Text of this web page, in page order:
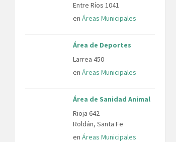
Entre Ríos 1041
en Áreas Municipales
Área de Deportes
Larrea 450
en Áreas Municipales
Área de Sanidad Animal
Rioja 642
Roldán, Santa Fe
en Áreas Municipales